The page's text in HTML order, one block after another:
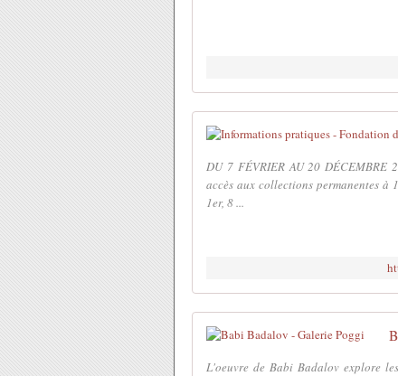
DU 7 FÉVRIER AU 20 DÉCEMBRE
accès aux collections permanentes
1er, 8 ...
L'oeuvre de Babi Badalov explore